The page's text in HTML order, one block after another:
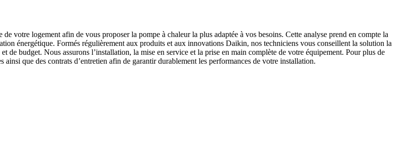
votre logement afin de vous proposer la pompe à chaleur la plus adaptée à vos besoins. Cette analyse prend en compte la
énergétique. Formés régulièrement aux produits et aux innovations Daikin, nos techniciens vous conseillent la solution la
de budget. Nous assurons l’installation, la mise en service et la prise en main complète de votre équipement. Pour plus de
que des contrats d’entretien afin de garantir durablement les performances de votre installation.